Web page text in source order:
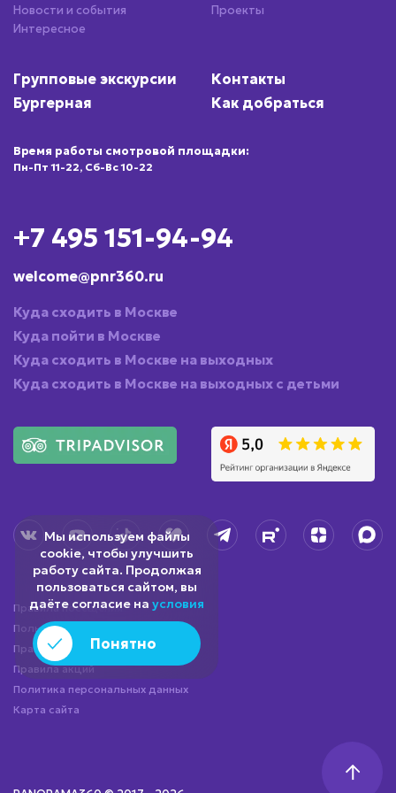
Новости и события
Интересное
Проекты
Групповые экскурсии
Бургерная
Контакты
Как добраться
Время работы смотровой площадки:
Пн-Пт 11-22, Сб-Вс 10-22
+7 495 151-94-94
welcome@pnr360.ru
Куда сходить в Москве
Куда пойти в Москве
Куда сходить в Москве на выходных
Куда сходить в Москве на выходных с детьми
Правила посещения
Пользовательское соглашение
Правила посещения бургерной
Правила акций
Политика персональных данных
Карта сайта
Мы используем файлы
cookie, чтобы улучшить
работу сайта. Продолжая
пользоваться сайтом, вы
даёте согласие наусловия
Понятно